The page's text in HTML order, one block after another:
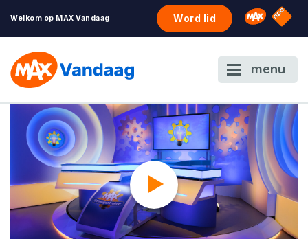
Welkom op MAX Vandaag Word lid Omroep
NPO
menu